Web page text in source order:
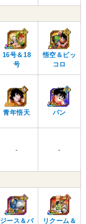
16号＆18
号
悟空＆ピッ
コロ
青年悟天 パン
- -
ジース＆バ
リクーム＆